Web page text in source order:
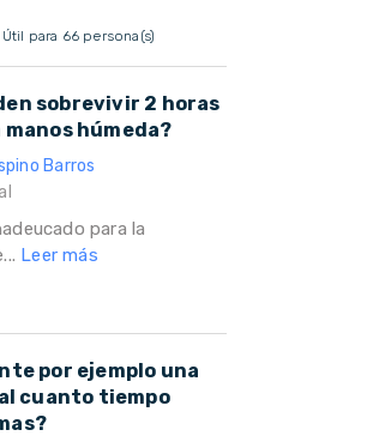
Útil para 66 persona(s)
sobrevivir 2 horas
húmeda?
Barros
para la
Leer más
por ejemplo una
cuanto tiempo